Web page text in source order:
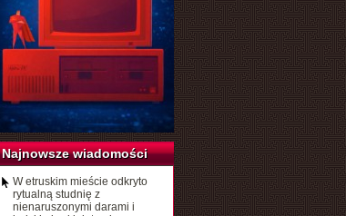
Najnowsze wiadomości
W etruskim mieście odkryto
rytualną studnię z
nienaruszonymi darami i